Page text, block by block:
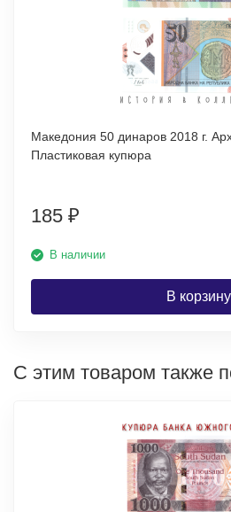
Македония 50 динаров 2018 г.
Пластиковая купюра
185 ₽
В наличии
В корзину
С этим товаром также